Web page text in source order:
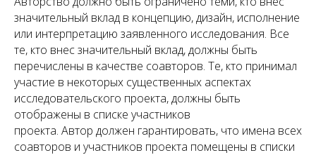
значительный вклад в концепцию, дизайн, исполнение
или интерпретацию заявленного исследования. Все
те, кто внес значительный вклад, должны быть
перечислены в качестве соавторов. Те, кто принимал
участие в некоторых существенных аспектах
исследовательского проекта, должны быть
отображены в списке участников
проекта. Автор должен гарантировать, что имена всех
соавторов и участников проекта помещены в списки